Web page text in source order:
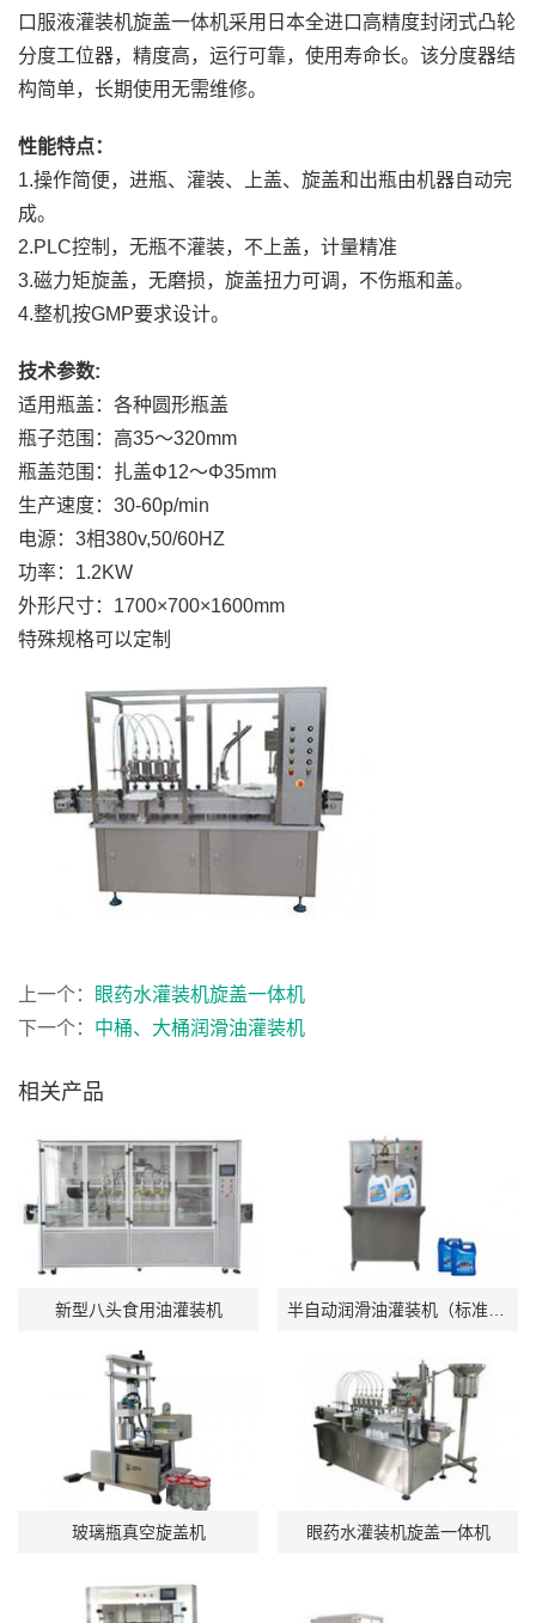
口服液灌装机旋盖一体机采用日本全进口高精度封闭式凸轮
分度工位器，精度高，运行可靠，使用寿命长。该分度器结
构简单，长期使用无需维修。
性能特点：
1.操作简便，进瓶、灌装、上盖、旋盖和出瓶由机器自动完
成。
2.PLC控制，无瓶不灌装，不上盖，计量精准
3.磁力矩旋盖，无磨损，旋盖扭力可调，不伤瓶和盖。
4.整机按GMP要求设计。
技术参数:
适用瓶盖：各种圆形瓶盖
瓶子范围：高35～320mm
瓶盖范围：扎盖Φ12～Φ35mm
生产速度：30-60p/min
电源：3相380v,50/60HZ
功率：1.2KW
外形尺寸：1700×700×1600mm
特殊规格可以定制
上一个：
眼药水灌装机旋盖一体机
下一个： 中桶、大桶润滑油灌装机
相关产品
新型八头食用油灌装机
玻璃瓶真空旋盖机 眼药水灌装机旋盖一体机